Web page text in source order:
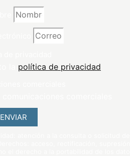
política de privacidad
ENVIAR